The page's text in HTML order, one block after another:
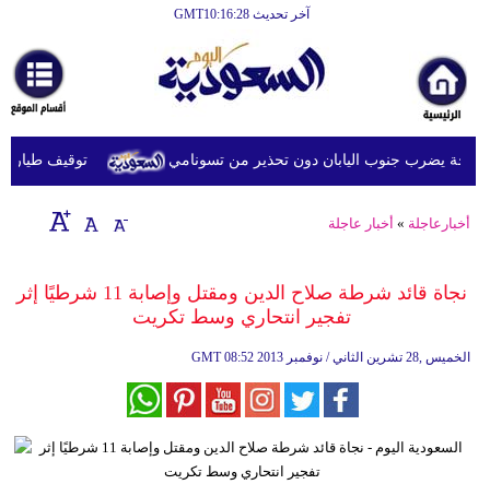
آخر تحديث GMT10:16:28
أخبارعاجلة
رياضة
ثقافة
إقتصاد
وموسيقى
توقيف طيار
أخبارعاجلة » أخبار عاجلة
نجاة قائد شرطة صلاح الدين ومقتل وإصابة 11 شرطيًا إثر
تفجير انتحاري وسط تكريت
GMT 08:52 2013 الخميس ,28 تشرين الثاني / نوفمبر